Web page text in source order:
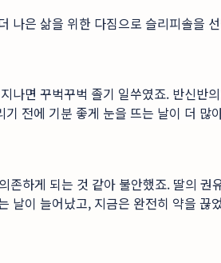
은 삶을 위한 다짐으로 슬리피솔을
나면 꾸벅꾸벅 졸기 일쑤였죠. 반신반
전에 기분 좋게 눈을 뜨는 날이 더 많
존하게 되는 것 같아 불안했죠. 딸의 권
이 늘어났고, 지금은 완전히 약을